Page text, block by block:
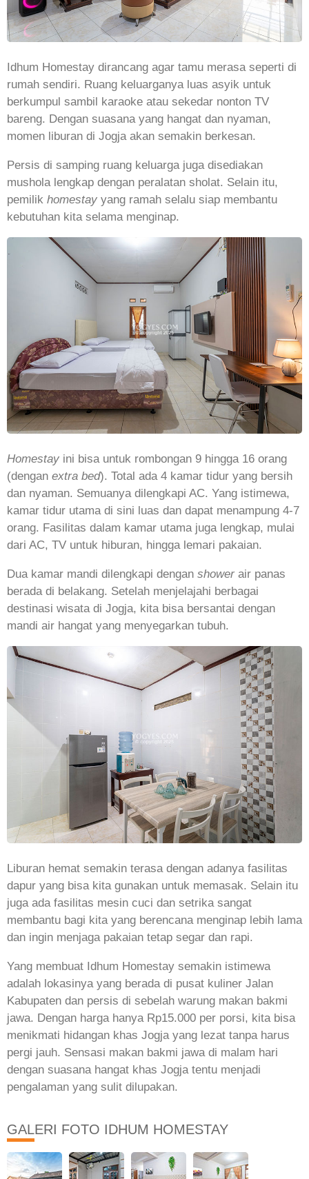
Idhum Homestay dirancang agar tamu merasa seperti di
rumah sendiri. Ruang keluarganya luas asyik untuk
berkumpul sambil karaoke atau sekedar nonton TV
bareng. Dengan suasana yang hangat dan nyaman,
momen liburan di Jogja akan semakin berkesan.
Persis di samping ruang keluarga juga disediakan
mushola lengkap dengan peralatan sholat. Selain itu,
pemilik homestay yang ramah selalu siap membantu
kebutuhan kita selama menginap.
Homestay ini bisa untuk rombongan 9 hingga 16 orang
(dengan extra bed). Total ada 4 kamar tidur yang bersih
dan nyaman. Semuanya dilengkapi AC. Yang istimewa,
kamar tidur utama di sini luas dan dapat menampung 4-7
orang. Fasilitas dalam kamar utama juga lengkap, mulai
dari AC, TV untuk hiburan, hingga lemari pakaian.
Dua kamar mandi dilengkapi dengan shower air panas
berada di belakang. Setelah menjelajahi berbagai
destinasi wisata di Jogja, kita bisa bersantai dengan
mandi air hangat yang menyegarkan tubuh.
Liburan hemat semakin terasa dengan adanya fasilitas
dapur yang bisa kita gunakan untuk memasak. Selain itu
juga ada fasilitas mesin cuci dan setrika sangat
membantu bagi kita yang berencana menginap lebih lama
dan ingin menjaga pakaian tetap segar dan rapi.
Yang membuat Idhum Homestay semakin istimewa
adalah lokasinya yang berada di pusat kuliner Jalan
Kabupaten dan persis di sebelah warung makan bakmi
jawa. Dengan harga hanya Rp15.000 per porsi, kita bisa
menikmati hidangan khas Jogja yang lezat tanpa harus
pergi jauh. Sensasi makan bakmi jawa di malam hari
dengan suasana hangat khas Jogja tentu menjadi
pengalaman yang sulit dilupakan.
GALERI FOTO IDHUM HOMESTAY